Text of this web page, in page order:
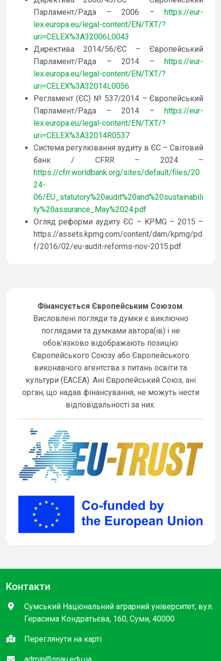
Парламент/Рада – 2006 –
https://eur-
lex.europa.eu/legal-content/EN/TXT/?
uri=CELEX%3A32006L0043
Директива 2014/56/ЄС – Європейський
Парламент/Рада – 2014 –
https://eur-
lex.europa.eu/legal-content/EN/TXT/?
uri=CELEX%3A32014L0056
Регламент (ЄС) № 537/2014 – Європейський
Парламент/Рада – 2014 –
https://eur-
lex.europa.eu/legal-content/EN/TXT/?
uri=CELEX%3A32014R0537
Система регулювання аудиту в ЄС – Світовий
банк / CFRR – 2024 –
https://cfrr.worldbank.org/sites/default/files/20
24-
06/EU_statutory%20audit%20and%20sustainabili
ty%20assurance_May%2024.pdf
Огляд реформи аудиту ЄС – KPMG – 2015 –
https://assets.kpmg.com/content/dam/kpmg/pd
f/2016/02/eu-audit-reforms-nov-2015.pdf
Фінансується Європейським Союзом.
Висловлені погляди та думки є виключно
поглядами та думками автора(ів) і не
обов’язково відображають позицію
Європейського Союзу або Європейського
виконавчого агентства з питань освіти та
культури (EACEA). Ані Європейський Союз, ані
орган, що надав фінансування, не можуть нести
відповідальності за них.
Контакти
Сумський Національний аграрний університет, вул.
Герасима Кондратьєва, 160, Суми, 40000
Переглянути на карті